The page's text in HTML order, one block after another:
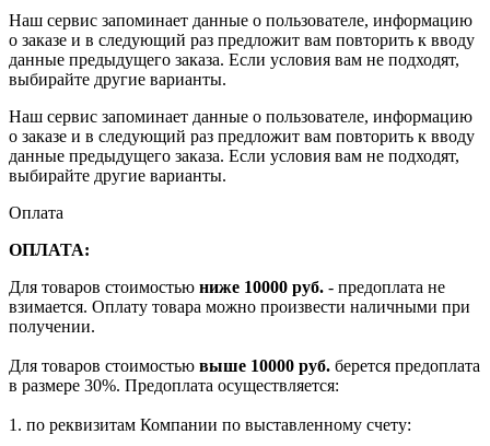
Наш сервис запоминает данные о пользователе, информацию
о заказе и в следующий раз предложит вам повторить к вводу
данные предыдущего заказа. Если условия вам не подходят,
выбирайте другие варианты.
Наш сервис запоминает данные о пользователе, информацию
о заказе и в следующий раз предложит вам повторить к вводу
данные предыдущего заказа. Если условия вам не подходят,
выбирайте другие варианты.
Оплата
ОПЛАТА:
Для товаров стоимостью ниже 10000 руб. - предоплата не
взимается. Оплату товара можно произвести наличными при
получении.
Для товаров стоимостью выше 10000 руб. берется предоплата
в размере 30%. Предоплата осуществляется:
1. по реквизитам Компании по выставленному счету: